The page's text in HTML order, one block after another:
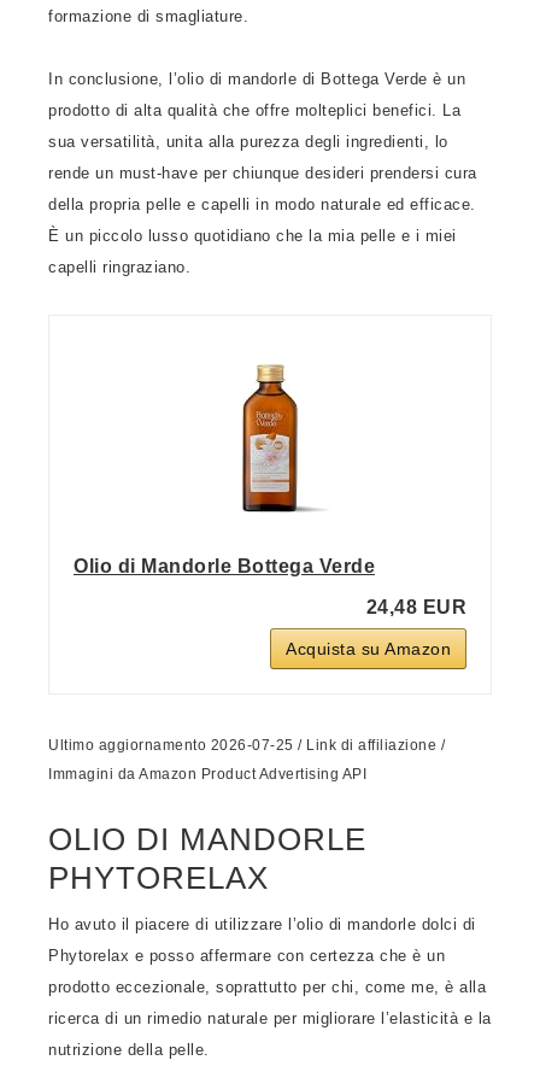
formazione di smagliature.
In conclusione, l’olio di mandorle di Bottega Verde è un
prodotto di alta qualità che offre molteplici benefici. La
sua versatilità, unita alla purezza degli ingredienti, lo
rende un must-have per chiunque desideri prendersi cura
della propria pelle e capelli in modo naturale ed efficace.
È un piccolo lusso quotidiano che la mia pelle e i miei
capelli ringraziano.
Olio di Mandorle Bottega Verde
24,48 EUR
Acquista su Amazon
Ultimo aggiornamento 2026-07-25 / Link di affiliazione /
Immagini da Amazon Product Advertising API
OLIO DI MANDORLE
PHYTORELAX
Ho avuto il piacere di utilizzare l’olio di mandorle dolci di
Phytorelax e posso affermare con certezza che è un
prodotto eccezionale, soprattutto per chi, come me, è alla
ricerca di un rimedio naturale per migliorare l’elasticità e la
nutrizione della pelle.